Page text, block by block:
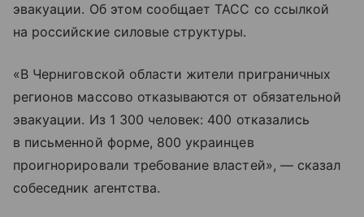
эвакуации. Об этом сообщает ТАСС со ссылкой
на российские силовые структуры.
«В Черниговской области жители приграничных
регионов массово отказываются от обязательной
эвакуации. Из 1 300 человек: 400 отказались
в письменной форме, 800 украинцев
проигнорировали требование властей», — сказал
собеседник агентства.